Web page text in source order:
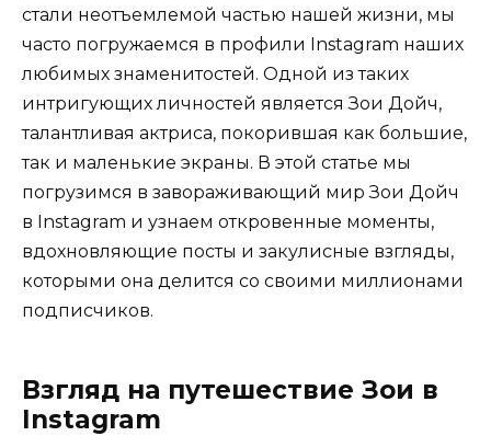
стали неотъемлемой частью нашей жизни, мы
часто погружаемся в профили Instagram наших
любимых знаменитостей. Одной из таких
интригующих личностей является Зои Дойч,
талантливая актриса, покорившая как большие,
так и маленькие экраны. В этой статье мы
погрузимся в завораживающий мир Зои Дойч
в Instagram и узнаем откровенные моменты,
вдохновляющие посты и закулисные взгляды,
которыми она делится со своими миллионами
подписчиков.
Взгляд на путешествие Зои в
Instagram